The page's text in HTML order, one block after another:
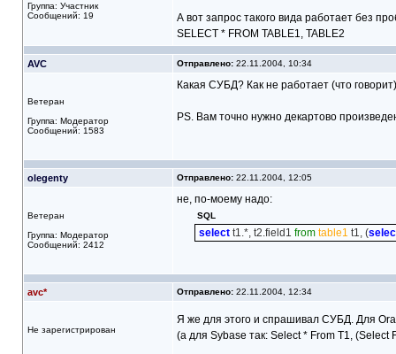
Группа: Участник
Сообщений: 19
А вот запрос такого вида работает без
SELECT * FROM TABLE1, TABLE2
AVC Отправлено:22.11.2004, 10:34
Ветеран
Группа: Модератор
Сообщений: 1583
Какая СУБД? Как не работает (что
PS. Вам точно нужно декартово
olegenty Отправлено:22.11.2004, 12:05
Ветеран
Группа: Модератор
Сообщений: 2412
не, по-моему надо:
SQL
select t1.*, t2.field1from table1 t1, (
avc* Отправлено:22.11.2004, 12:34
Не зарегистрирован
Я же для этого и спрашивал СУБД. Для
(а для Sybase так: Select * From T1, (Select